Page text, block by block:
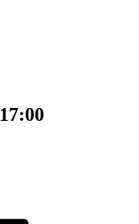
17:00